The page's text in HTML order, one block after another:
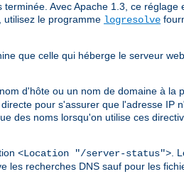
Avec Apache 1.3, ce réglage
utilisez le programme logresolve
que celle qui héberge le serveur
d'hôte ou un nom de domaine à la
pour s'assurer que l'adresse IP
des noms lorsqu'on utilise ces
<Location "/server-status">.
les recherches DNS sauf pour les